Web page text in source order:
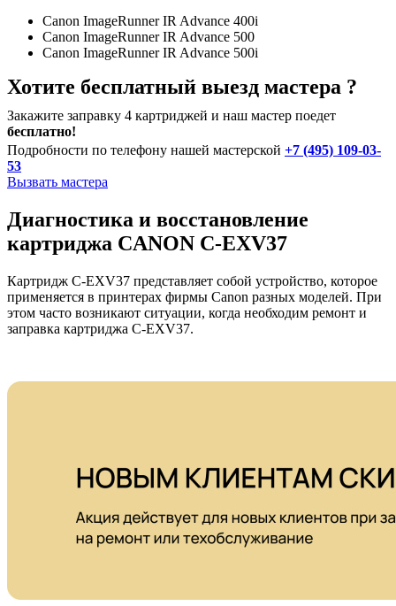
Canon ImageRunner IR Advance 400i
Canon ImageRunner IR Advance 500
Canon ImageRunner IR Advance 500i
Хотите бесплатный выезд мастера ?
Закажите заправку 4 картриджей и наш мастер поедет
бесплатно!
Подробности по телефону нашей мастерской +7 (495) 109-03-
53
Вызвать мастера
Диагностика и восстановление
картриджа CANON C-EXV37
Картридж C-EXV37 представляет собой устройство, которое
применяется в принтерах фирмы Canon разных моделей. При
этом часто возникают ситуации, когда необходим ремонт и
заправка картриджа C-EXV37.